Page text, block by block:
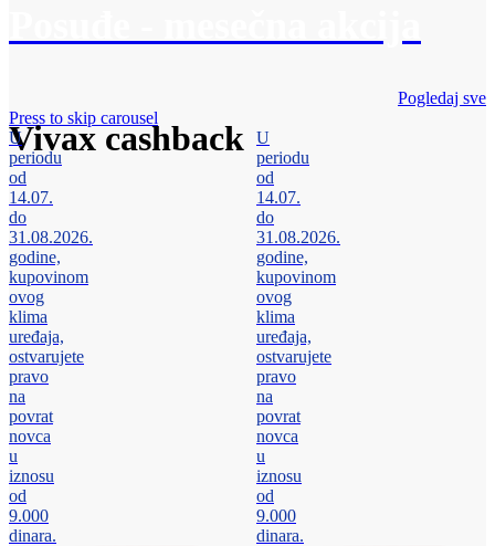
Vivax cashback
Pogledaj sve
Press to skip carousel
U
periodu
od
14.07.
do
31.08.2026.
godine,
kupovinom
ovog
klima
uređaja,
ostvarujete
pravo
na
povrat
novca
u
iznosu
od
9.000
dinara.
U
periodu
od
14.07.
do
31.08.2026.
godine,
kupovinom
ovog
klima
uređaja,
ostvarujete
pravo
na
povrat
novca
u
iznosu
od
9.000
dinara.